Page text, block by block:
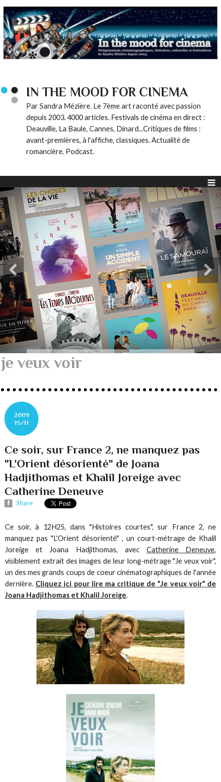
IN THE MOOD FOR CINEMA
Par Sandra Mézière. Le 7ème art raconté avec passion
depuis 2003. 4000 articles. Festivals de cinéma en direct :
Deauville, La Baule, Cannes, Dinard...Critiques de films :
avant-premières, à l'affiche, classiques. Actualité de
romancière. Podcast.
je veux voir
2009
15/11
Ce soir, sur France 2, ne manquez pas
"L'Orient désorienté" de Joana
Hadjithomas et Khalil Joreige avec
Catherine Deneuve
Share
Ce soir, à 12H25, dans "Histoires courtes", sur France 2, ne
manquez pas "L'Orient désorienté" , un court-métrage de Khalil
Joreige et Joana Hadjithomas, avec Catherine Deneuve,
visiblement extrait des images de leur long-métrage "Je veux voir",
un des mes grands coups de coeur cinématographiques de l'année
dernière. Cliquez ici pour lire ma critique de "Je veux voir" de
Joana Hadjithomas et Khalil Joreige.